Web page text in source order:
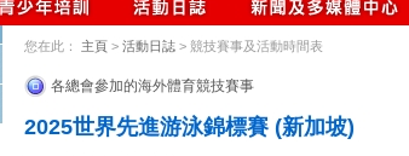
您在此： 主頁 > 活動日誌 > 競技賽事及活動時間表
各總會參加的海外體育競技賽事
2025世界先進游泳錦標賽 (新加坡)